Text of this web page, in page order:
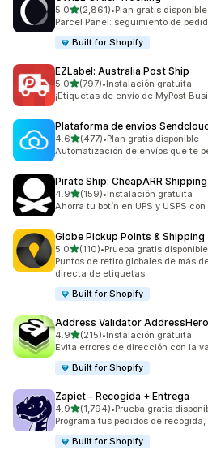
5.0de 5 estrellas
(2,861)
2861 reseñas en total
•Plan gratis disponible
Parcel Panel: seguimiento de
Built for Shopify
EZLabel: Australia Post Ship
5.0de 5 estrellas
(797)
797 reseñas en total
•Instalación gratuita
¡Etiquetas de envío de MyPost
Plataforma de envíos
4.6de 5 estrellas
(477)
477 reseñas en total
•Plan gratis disponible
Automatización de envíos que te
Pirate Ship: CheapARR Shipping
4.9de 5 estrellas
(159)
159 reseñas en total
•Instalación gratuita
Ahorra tu botín en UPS y USPS
Globe Pickup Points & Shipping
5.0de 5 estrellas
(110)
110 reseñas en total
•Prueba gratis disponible
Puntos de retiro globales de más
directa de etiquetas
Built for Shopify
Address Validator AddressHero
4.9de 5 estrellas
(215)
215 reseñas en total
•Instalación gratuita
Evita errores de dirección con la
Built for Shopify
Zapiet ‑ Recogida + Entrega
4.9de 5 estrellas
(1,794)
1794 reseñas en total
•Prueba gratis
Programa tus pedidos de
Built for Shopify